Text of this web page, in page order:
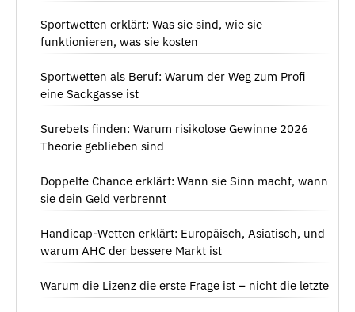
Sportwetten erklärt: Was sie sind, wie sie
funktionieren, was sie kosten
Sportwetten als Beruf: Warum der Weg zum Profi
eine Sackgasse ist
Surebets finden: Warum risikolose Gewinne 2026
Theorie geblieben sind
Doppelte Chance erklärt: Wann sie Sinn macht, wann
sie dein Geld verbrennt
Handicap-Wetten erklärt: Europäisch, Asiatisch, und
warum AHC der bessere Markt ist
Warum die Lizenz die erste Frage ist – nicht die letzte